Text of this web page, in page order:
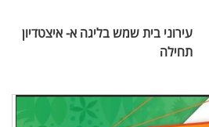
עירוני בית שמש בליגה א- איצטדיון
תחילה